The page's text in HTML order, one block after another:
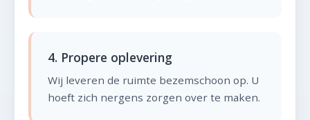
4. Propere oplevering
Wij leveren de ruimte bezemschoon op. U
hoeft zich nergens zorgen over te maken.